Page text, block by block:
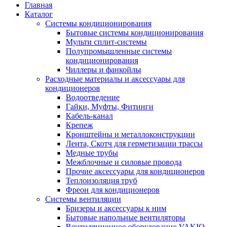
Главная
Каталог
Системы кондиционирования
Бытовые системы кондиционирования
Мульти сплит-системы
Полупромышленные системы
кондиционирования
Чиллеры и фанкойлы
Расходные материалы и аксессуары для
кондиционеров
Водоотведение
Гайки, Муфты, Фитинги
Кабель-канал
Крепеж
Кронштейны и металлоконструкции
Лента, Скотч для герметизации трассы
Медные трубы
Межблочные и силовые провода
Прочие аксессуары для кондиционеров
Теплоизоляция труб
Фреон для кондиционеров
Системы вентиляции
Бризеры и аксессуары к ним
Бытовые напольные вентиляторы